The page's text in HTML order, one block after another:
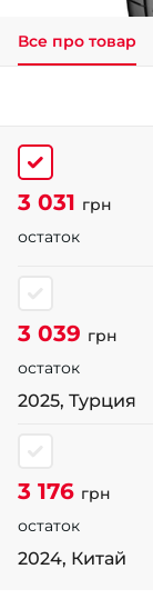
Все про товар
3 031 грн
остаток
3 039 грн
остаток
2025, Турция
3 176 грн
остаток
2024, Китай